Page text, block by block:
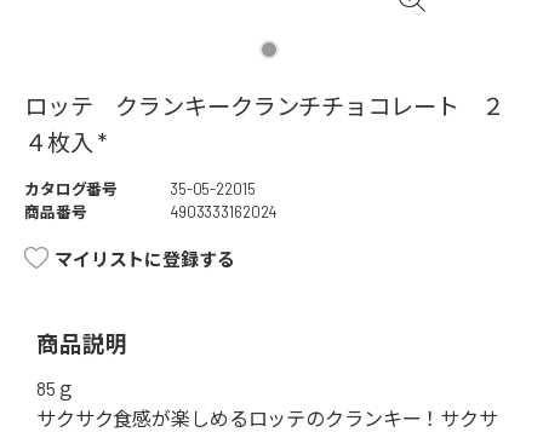
ロッテ クランキークランチチョコレート ２
４枚入 *
カタログ番号
35-05-22015
商品番号
4903333162024
マイリストに登録する
商品説明
85ｇ
サクサク食感が楽しめるロッテのクランキー！サクサ